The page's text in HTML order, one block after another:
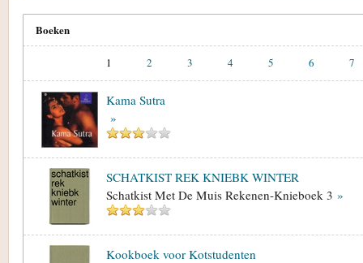
Boeken
1 2 3 4 5 6 7
Kama Sutra
»
SCHATKIST REK KNIEBK WINTER
Schatkist Met De Muis Rekenen-Knieboek 3 »
Kookboek voor Kotstudenten